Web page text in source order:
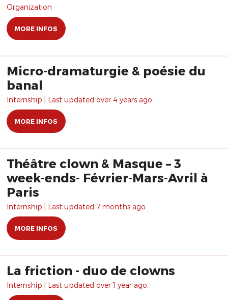
Organization
MORE INFOS
Micro-dramaturgie & poésie du
banal
Internship | Last updated over 4 years ago.
MORE INFOS
Théâtre clown & Masque – 3
week-ends- Février-Mars-Avril à
Paris
Internship | Last updated 7 months ago.
MORE INFOS
La friction - duo de clowns
Internship | Last updated over 1 year ago.